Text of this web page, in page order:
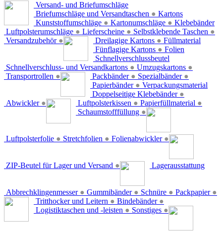
Versand- und Briefumschläge
Briefumschläge und Versandtaschen ●
Kunststoffumschläge ● Kartonumschläge ●
Luftpolsterumschläge ● Lieferscheine ● Selbstklebende Taschen ●
Versandzubehör ●
Kartons
Dreilagige Kartons ●
Fünflagige Kartons ●
Schnellverschluss- und Versandkartons ● Umzugskartons ●
Transportrollen ●
Klebebänder
Packbänder ● Spezialbänder ●
Papierbänder ●
Doppelseitige Klebebänder ●
Abwickler ●
Füllmaterial
Luftpolsterkissen ● Papierfüllmaterial ●
Schaumstofffüllung ●
Folien
Luftpolsterfolie ● Stretchfolien ● Folienabwickler ●
Schnellverschlussbeutel
ZIP-Beutel für Lager und Versand ●
Verpackungsmaterial
Abbrechklingenmesser ● Gummibänder ● Schnüre ● Packpapier ●
Lagerausstattung
Tritthocker und Leitern ● Bindebänder ●
Logistiktaschen und -leisten ● Sonstiges ●